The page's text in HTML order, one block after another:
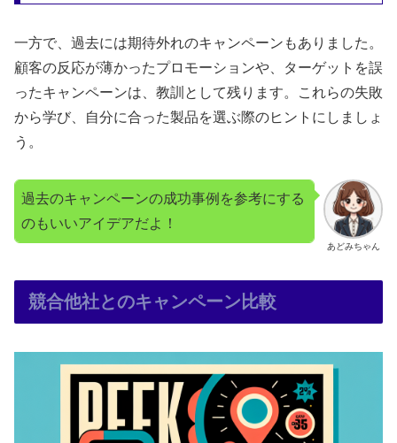
一方で、過去には期待外れのキャンペーンもありました。
顧客の反応が薄かったプロモーションや、ターゲットを誤
ったキャンペーンは、教訓として残ります。これらの失敗
から学び、自分に合った製品を選ぶ際のヒントにしましょ
う。
あどみちゃん
過去のキャンペーンの成功事例を参考にする
のもいいアイデアだよ！
競合他社とのキャンペーン比較